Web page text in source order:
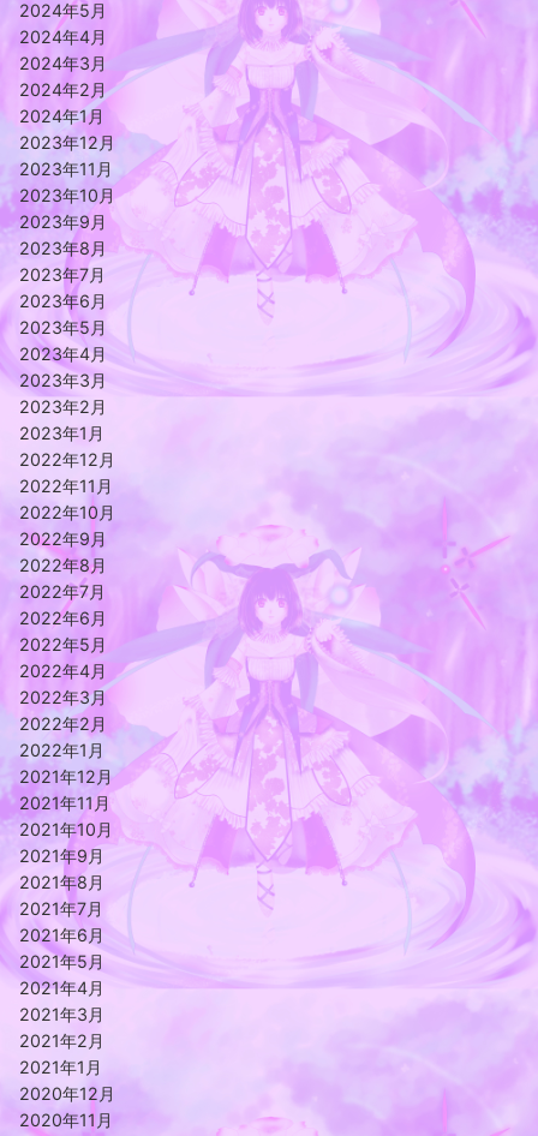
2024年5月
2024年4月
2024年3月
2024年2月
2024年1月
2023年12月
2023年11月
2023年10月
2023年9月
2023年8月
2023年7月
2023年6月
2023年5月
2023年4月
2023年3月
2023年2月
2023年1月
2022年12月
2022年11月
2022年10月
2022年9月
2022年8月
2022年7月
2022年6月
2022年5月
2022年4月
2022年3月
2022年2月
2022年1月
2021年12月
2021年11月
2021年10月
2021年9月
2021年8月
2021年7月
2021年6月
2021年5月
2021年4月
2021年3月
2021年2月
2021年1月
2020年12月
2020年11月